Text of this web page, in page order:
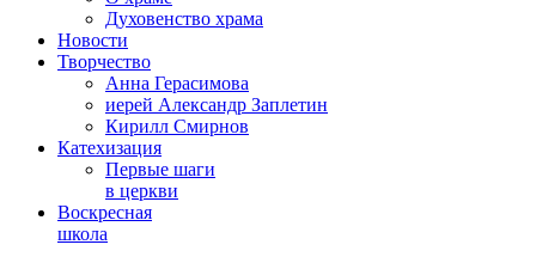
Духовенство храма
Новости
Творчество
Анна Герасимова
иерей Александр Заплетин
Кирилл Смирнов
Катехизация
Первые шаги
в церкви
Воскресная
школа